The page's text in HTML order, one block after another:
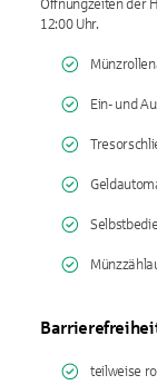
Öffnungzeiten der
12:00 Uhr.
Ein- und
teilweise